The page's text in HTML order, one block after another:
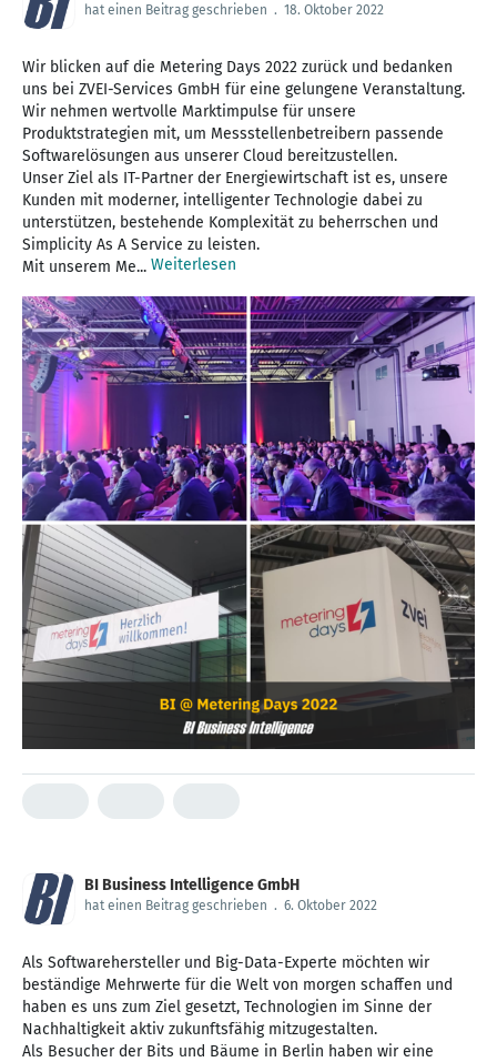
hat einen Beitrag geschrieben . 18. Oktober 2022
Wir blicken auf die Metering Days 2022 zurück und bedanken
uns bei ZVEI-Services GmbH für eine gelungene Veranstaltung.
Wir nehmen wertvolle Marktimpulse für unsere
Produktstrategien mit, um Messstellenbetreibern passende
Softwarelösungen aus unserer Cloud bereitzustellen.
Unser Ziel als IT-Partner der Energiewirtschaft ist es, unsere
Kunden mit moderner, intelligenter Technologie dabei zu
unterstützen, bestehende Komplexität zu beherrschen und
Simplicity As A Service zu leisten.
Mit unserem Me... Weiterlesen
BI Business Intelligence GmbH
hat einen Beitrag geschrieben . 6. Oktober 2022
Als Softwarehersteller und Big-Data-Experte möchten wir
beständige Mehrwerte für die Welt von morgen schaffen und
haben es uns zum Ziel gesetzt, Technologien im Sinne der
Nachhaltigkeit aktiv zukunftsfähig mitzugestalten.
Als Besucher der Bits und Bäume in Berlin haben wir eine